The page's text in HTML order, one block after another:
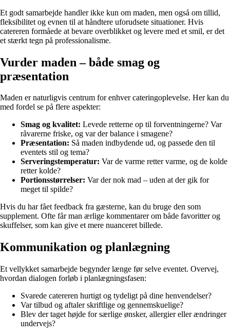
Et godt samarbejde handler ikke kun om maden, men også om tillid,
fleksibilitet og evnen til at håndtere uforudsete situationer. Hvis
catereren formåede at bevare overblikket og levere med et smil, er det
et stærkt tegn på professionalisme.
Vurder maden – både smag og
præsentation
Maden er naturligvis centrum for enhver cateringoplevelse. Her kan du
med fordel se på flere aspekter:
Smag og kvalitet: Levede retterne op til forventningerne? Var
råvarerne friske, og var der balance i smagene?
Præsentation: Så maden indbydende ud, og passede den til
eventets stil og tema?
Serveringstemperatur: Var de varme retter varme, og de kolde
retter kolde?
Portionsstørrelser: Var der nok mad – uden at der gik for
meget til spilde?
Hvis du har fået feedback fra gæsterne, kan du bruge den som
supplement. Ofte får man ærlige kommentarer om både favoritter og
skuffelser, som kan give et mere nuanceret billede.
Kommunikation og planlægning
Et vellykket samarbejde begynder længe før selve eventet. Overvej,
hvordan dialogen forløb i planlægningsfasen:
Svarede catereren hurtigt og tydeligt på dine henvendelser?
Var tilbud og aftaler skriftlige og gennemskuelige?
Blev der taget højde for særlige ønsker, allergier eller ændringer
undervejs?